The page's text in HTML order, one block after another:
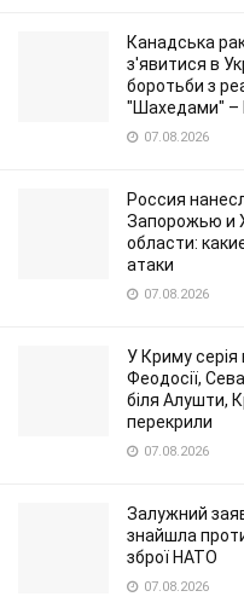
Канадська
з'явитися в
боротьби з
"Шахедами" –
07.08.2026
Россия
Запорожью и
области:
атаки
07.08.2026
У Криму серія
Феодосії,
біля Алушти,
перекрили
07.08.2026
Залужний
знайшла
зброї НАТО
07.08.2026